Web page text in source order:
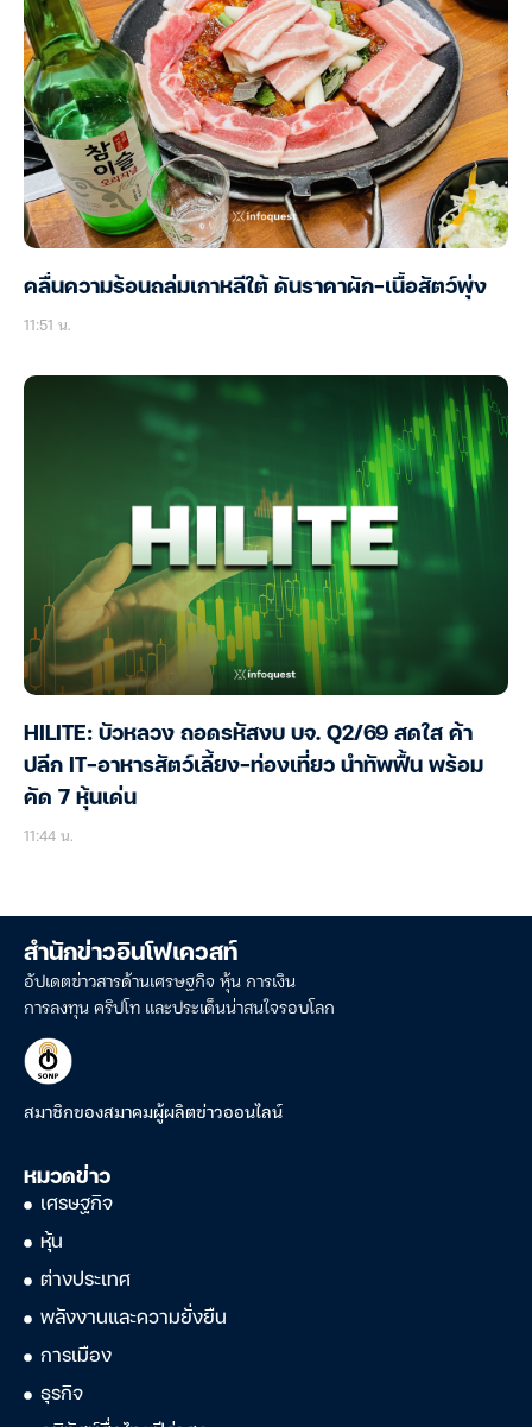
คลื่นความร้อนถล่มเกาหลีใต้ ดันราคาผัก-เนื้อสัตว์พุ่ง
11:51 น.
HILITE: บัวหลวง ถอดรหัสงบ บจ. Q2/69 สดใส ค้า
ปลีก IT-อาหารสัตว์เลี้ยง-ท่องเที่ยว นำทัพฟื้น พร้อม
คัด 7 หุ้นเด่น
11:44 น.
สำนักข่าวอินโฟเควสท์
อัปเดตข่าวสารด้านเศรษฐกิจ หุ้น การเงิน
การลงทุน คริปโท และประเด็นน่าสนใจรอบโลก
สมาชิกของสมาคมผู้ผลิตข่าวออนไลน์
หมวดข่าว
เศรษฐกิจ
หุ้น
ต่างประเทศ
พลังงานและความยั่งยืน
การเมือง
ธุรกิจ